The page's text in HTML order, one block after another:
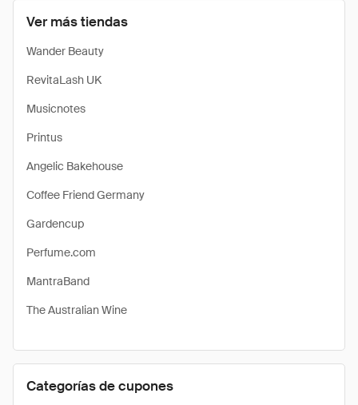
Ver más tiendas
Wander Beauty
RevitaLash UK
Musicnotes
Printus
Angelic Bakehouse
Coffee Friend Germany
Gardencup
Perfume.com
MantraBand
The Australian Wine
Categorías de cupones